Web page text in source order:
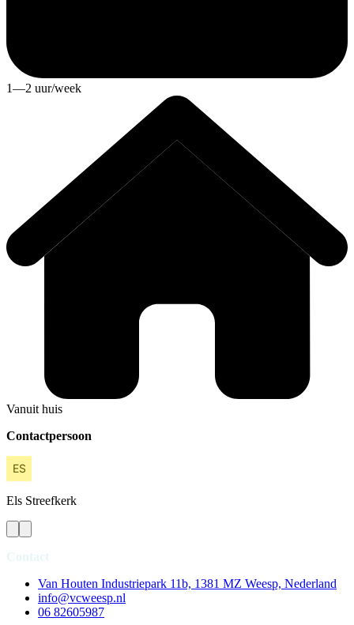
1—2 uur/week
Vanuit huis
Contactpersoon
Els Streefkerk
Van Houten Industriepark 11b, 1381 MZ Weesp, Nederland
info@vcweesp.nl
06 82605987